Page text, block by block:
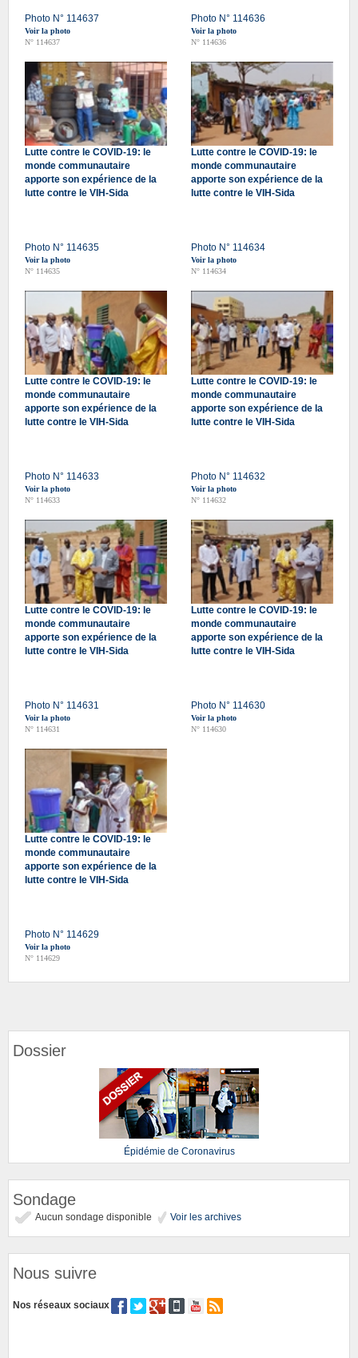
Photo N° 114637
Voir la photo
N° 114637
Photo N° 114636
Voir la photo
N° 114636
Lutte contre le COVID-19: le
monde communautaire
apporte son expérience de la
lutte contre le VIH-Sida
Photo N° 114635
Voir la photo
N° 114635
Lutte contre le COVID-19: le
monde communautaire
apporte son expérience de la
lutte contre le VIH-Sida
Photo N° 114634
Voir la photo
N° 114634
Lutte contre le COVID-19: le
monde communautaire
apporte son expérience de la
lutte contre le VIH-Sida
Photo N° 114633
Voir la photo
N° 114633
Lutte contre le COVID-19: le
monde communautaire
apporte son expérience de la
lutte contre le VIH-Sida
Photo N° 114632
Voir la photo
N° 114632
Lutte contre le COVID-19: le
monde communautaire
apporte son expérience de la
lutte contre le VIH-Sida
Photo N° 114631
Voir la photo
N° 114631
Lutte contre le COVID-19: le
monde communautaire
apporte son expérience de la
lutte contre le VIH-Sida
Photo N° 114630
Voir la photo
N° 114630
Lutte contre le COVID-19: le
monde communautaire
apporte son expérience de la
lutte contre le VIH-Sida
Photo N° 114629
Voir la photo
N° 114629
Dossier
Épidémie de Coronavirus
Sondage
Aucun sondage disponible Voir les archives
Nous suivre
Nos réseaux sociaux